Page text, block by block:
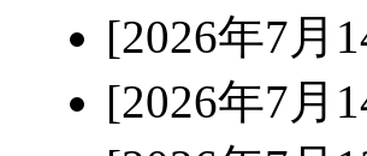
[2026年7月
[2026年7月